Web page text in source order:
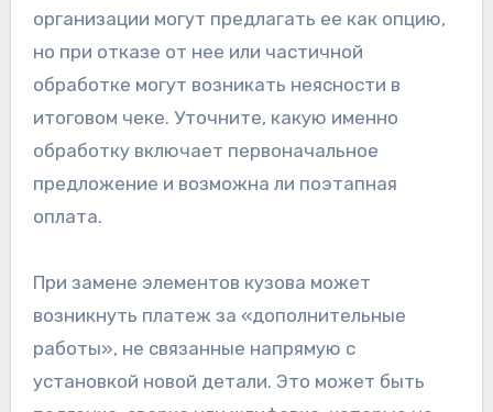
организации могут предлагать ее как опцию,
но при отказе от нее или частичной
обработке могут возникать неясности в
итоговом чеке. Уточните, какую именно
обработку включает первоначальное
предложение и возможна ли поэтапная
оплата.
При замене элементов кузова может
возникнуть платеж за «дополнительные
работы», не связанные напрямую с
установкой новой детали. Это может быть